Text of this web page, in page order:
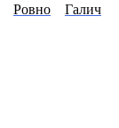
Ровно Галич